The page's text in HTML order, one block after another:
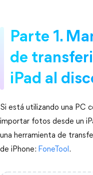
Parte 1.
de
iPad al
Si está utilizando una PC
importar fotos desde un
una herramienta de
de iPhone: FoneTool.